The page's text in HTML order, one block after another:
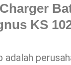
KS
adalah